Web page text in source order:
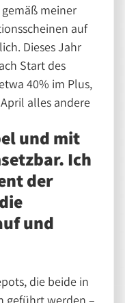
meiner
auf
Dieses Jahr
Start des
40% im Plus,
alles andere
und mit
Ich
der
und
die beide in